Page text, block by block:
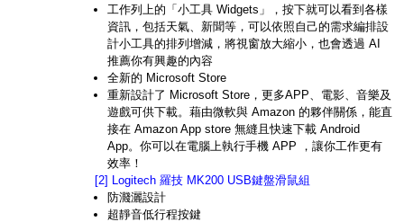
工作列上的「小工具 Widgets」，按下就可以看到各樣
資訊，包括天氣、新聞等，可以依照自己的需求編排設
計小工具的排列增減，將視窗放大縮小，也會透過 AI
推薦你有興趣的內容
全新的 Microsoft Store
重新設計了 Microsoft Store，更多APP、電影、音樂及
遊戲可供下載。藉由微軟與 Amazon 的夥伴關係，能直
接在 Amazon App store 無縫且快速下載 Android
App。你可以在電腦上執行手機 APP ，讓你工作更有
效率！
[2] Logitech 羅技 MK200 USB鍵盤滑鼠組
防濺灑設計
超靜音低行程按鍵